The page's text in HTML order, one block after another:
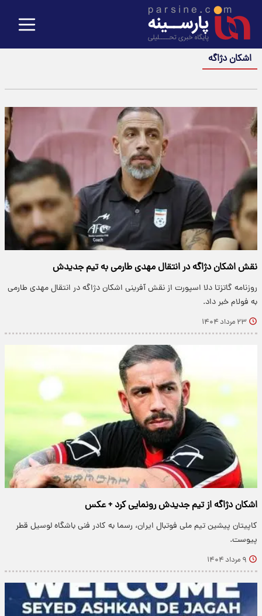
اشکان دژاگه
نقش اشکان دژاگه در انتقال مهدی طارمی به تیم جدیدش
روزنامه گاتزتا دلا اسپورت از نقش آفرینی اشکان دژاگه در انتقال مهدی طارمی
به فولام خبر داد.
۲۳ مرداد ۱۴۰۴
اشکان دژاگه از تیم جدیدش رونمایی کرد + عکس
کاپیتان پیشین تیم ملی فوتبال ایران، رسما به کادر فنی باشگاه لوسیل قطر
پیوست‌.
۹ مرداد ۱۴۰۴